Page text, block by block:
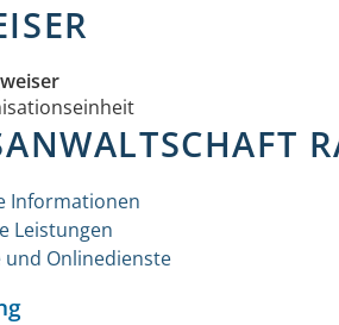
Informationen
Leistungen
und Onlinedienste